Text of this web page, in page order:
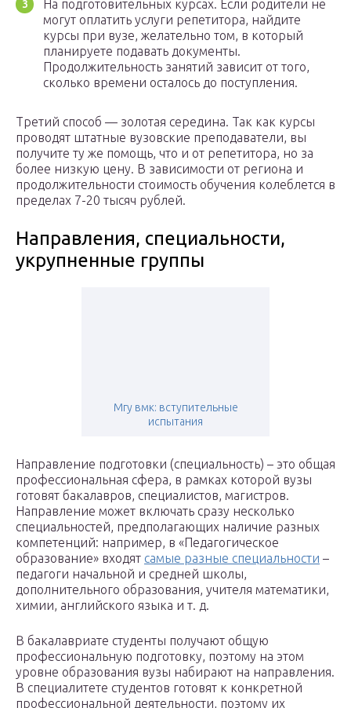
На подготовительных курсах. Если родители не
могут оплатить услуги репетитора, найдите
курсы при вузе, желательно том, в который
планируете подавать документы.
Продолжительность занятий зависит от того,
сколько времени осталось до поступления.
Третий способ — золотая середина. Так как курсы
проводят штатные вузовские преподаватели, вы
получите ту же помощь, что и от репетитора, но за
более низкую цену. В зависимости от региона и
продолжительности стоимость обучения колеблется в
пределах 7-20 тысяч рублей.
Направления, специальности,
укрупненные группы
Мгу вмк: вступительные
испытания
Направление подготовки (специальность) – это общая
профессиональная сфера, в рамках которой вузы
готовят бакалавров, специалистов, магистров.
Направление может включать сразу несколько
специальностей, предполагающих наличие разных
компетенций: например, в «Педагогическое
образование» входят самые разные специальности –
педагоги начальной и средней школы,
дополнительного образования, учителя математики,
химии, английского языка и т. д.
В бакалавриате студенты получают общую
профессиональную подготовку, поэтому на этом
уровне образования вузы набирают на направления.
В специалитете студентов готовят к конкретной
профессиональной деятельности, поэтому их